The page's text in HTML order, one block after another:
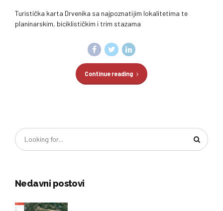
Turistička karta Drvenika sa najpoznatijim lokalitetima te
planinarskim, biciklističkim i trim stazama
Continue reading
Nedavni postovi